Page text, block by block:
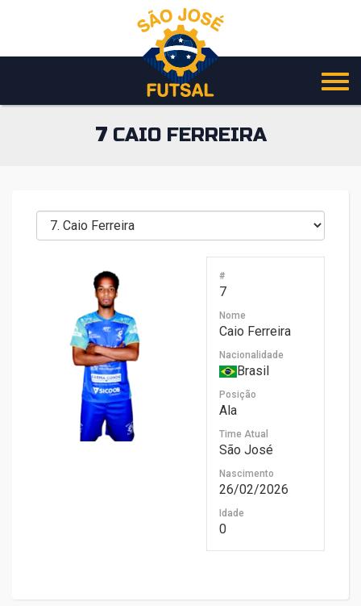
o
7CAIO FERREIRA
#
7
Nome
Caio Ferreira
Nacionalidade
Brasil
Posição
Ala
Time Atual
São José
Nascimento
26/02/2026
Idade
0